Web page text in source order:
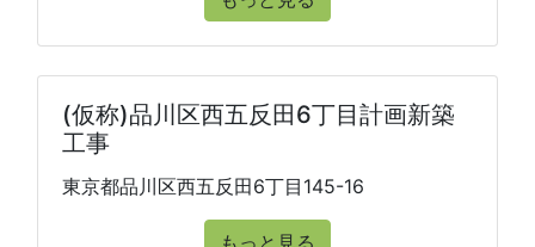
(仮称)品川区西五反田6丁目計画新築
工事
東京都品川区西五反田6丁目145-16
もっと見る